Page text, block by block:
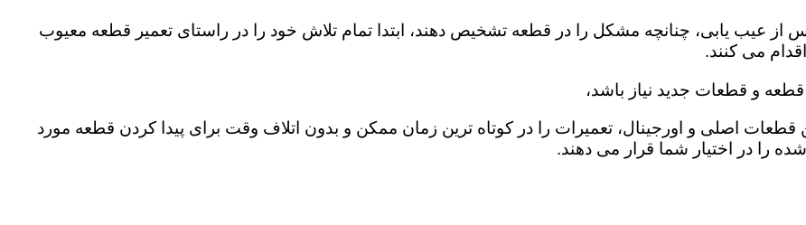
از عیب یابی، چنانچه مشکل را در قطعه تشخیص دهند، ابتدا تمام تلاش خود را در راستای تعمیر قطعه معیوب
می کنند.
و قطعات جدید نیاز باشد،
قطعات اصلی و اورجینال، تعمیرات را در کوتاه ترین زمان ممکن و بدون اتلاف وقت برای پیدا کردن قطعه مورد
را در اختیار شما قرار می دهند.